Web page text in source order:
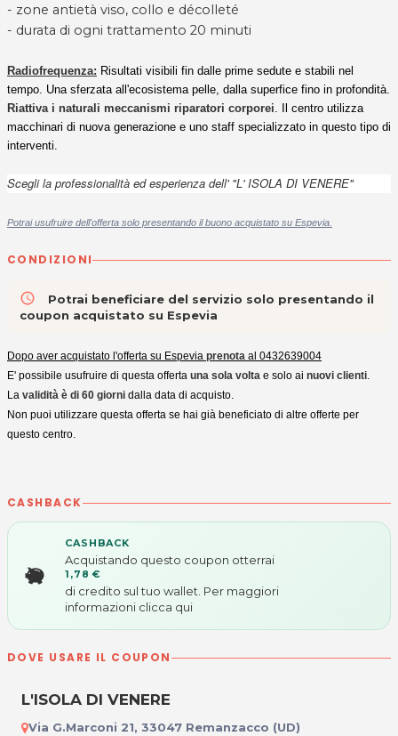
- zone antietà viso, collo e décolleté
- durata di ogni trattamento 20 minuti
Radiofrequenza: Risultati visibili fin dalle prime sedute e stabili nel
tempo. Una sferzata all'ecosistema pelle, dalla superfice fino in profondità.
Riattiva i naturali meccanismi riparatori corporei . Il centro utilizza
macchinari di nuova generazione e uno staff specializzato in questo tipo di
interventi.
Scegli la professionalità ed esperienza dell' "L' ISOLA DI VENERE"
Potrai usufruire dell'offerta solo presentando il buono acquistato su Espevia.
CONDIZIONI
access_time
Potrai beneficiare del servizio solo presentando il
coupon acquistato su Espevia
Dopo aver acquistato l'offerta su Espevia prenota al 0432639004
E' possibile usufruire di questa offerta una sola volta e solo ai nuovi clienti.
La validità è di 60 giorni dalla data di acquisto.
Non puoi utilizzare questa offerta se hai già beneficiato di altre offerte per
questo centro.
CASHBACK
CASHBACK
Acquistando questo coupon otterrai
1,78 €
di credito sul tuo wallet. Per maggiori
informazioni clicca qui
DOVE USARE IL COUPON
L'ISOLA DI VENERE
Via G.Marconi 21, 33047 Remanzacco (UD)